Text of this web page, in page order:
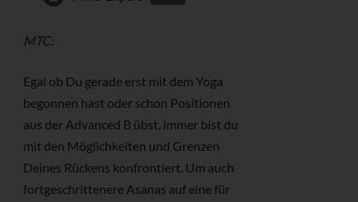
MTC:
Egal ob Du gerade erst mit dem Yoga
begonnen hast oder schon Positionen
aus der Advanced B übst, immer bist du
mit den Möglichkeiten und Grenzen
Deines Rückens konfrontiert. Um auch
fortgeschrittenere Asanas auf eine für